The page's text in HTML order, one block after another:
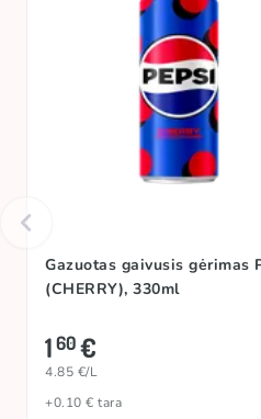
Gazuotas gaivusis gėrimas
(CHERRY), 330ml
160€
4.85 €/L
+0.10 € tara